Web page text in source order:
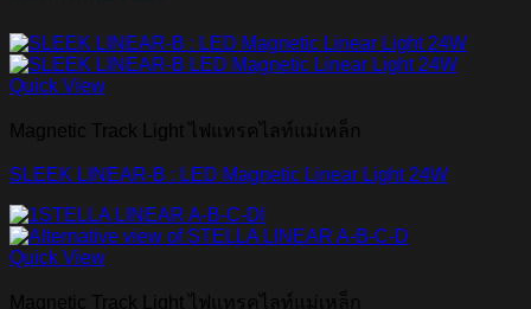
Quick View
Magnetic Track Light ไฟแทรคไลท์แม่เหล็ก
SLEEK LINEAR-B : LED Magnetic Linear Light 24W
Quick View
Magnetic Track Light ไฟแทรคไลท์แม่เหล็ก